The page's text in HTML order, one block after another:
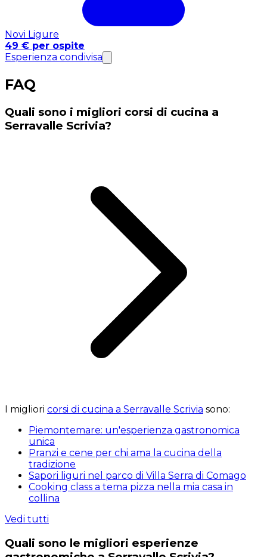
Novi Ligure
49 € per ospite
Esperienza condivisa
FAQ
Quali sono i migliori corsi di cucina a
Serravalle Scrivia?
I migliori corsi di cucina a Serravalle Scrivia sono:
Piemontemare: un'esperienza gastronomica
unica
Pranzi e cene per chi ama la cucina della
tradizione
Sapori liguri nel parco di Villa Serra di Comago
Cooking class a tema pizza nella mia casa in
collina
Vedi tutti
Quali sono le migliori esperienze